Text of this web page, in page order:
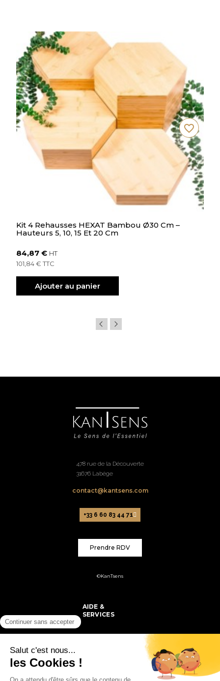
Kit 4 Rehausses HEXAT Bambou Ø30 Cm –
Hauteurs 5, 10, 15 Et 20 Cm
84,87 € HT
101,84 € TTC
Ajouter au panier
favorite_border
478 rue de la Découverte
31676 Labège
contact@kantsens.com
+33 6 60 83 44 71
Prendre RDV
©KanTsens
AIDE &
SERVICES